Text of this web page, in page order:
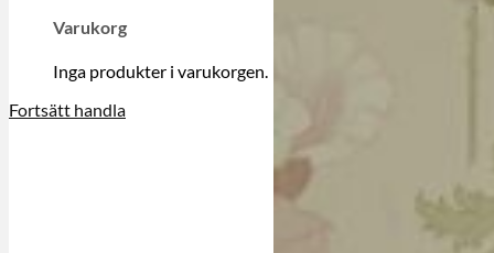
Varukorg
Inga produkter i varukorgen.
Fortsätt handla